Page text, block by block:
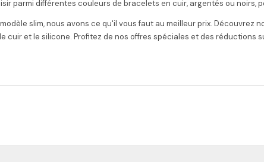
parmi différentes couleurs de bracelets en cuir, argentés ou noirs,
slim, nous avons ce qu'il vous faut au meilleur prix. Découvrez
et le silicone. Profitez de nos offres spéciales et des réductions